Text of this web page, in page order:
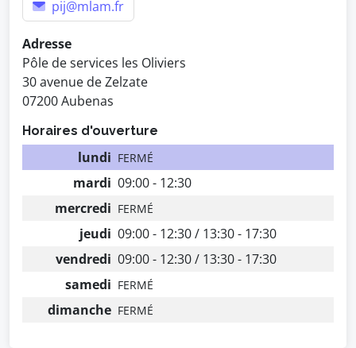
pij@mlam.fr
Adresse
Pôle de services les Oliviers
30 avenue de Zelzate
07200 Aubenas
Horaires d'ouverture
lundi FERMÉ
mardi 09:00 - 12:30
mercredi FERMÉ
jeudi 09:00 - 12:30 / 13:30 - 17:30
vendredi 09:00 - 12:30 / 13:30 - 17:30
samedi FERMÉ
dimanche FERMÉ